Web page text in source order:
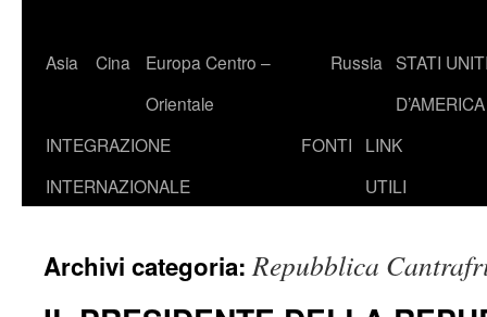
Asia Cina
Europa Centro –
Orientale
Russia STATI
D’AMERICA
INTEGRAZIONE
INTERNAZIONALE
FONTI
LINK
UTILI
Archivi categoria:Repubblica